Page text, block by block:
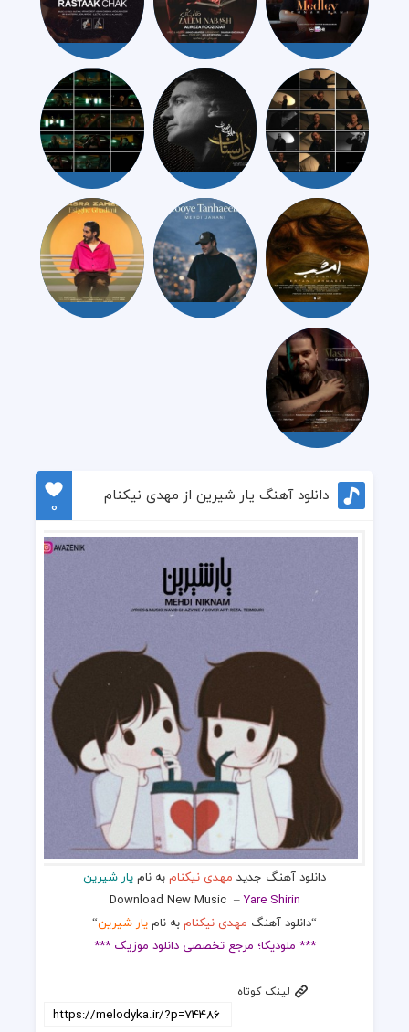
دانلود آهنگ یار شیرین از مهدی نیکنام
0
دانلود آهنگ جدید مهدی نیکنامبه نامیار شیرین
Download New Music –Yare Shirin
“دانلود آهنگ مهدی نیکنامبه نامیار شیرین“
*** ملودیکا؛ مرجع تخصصی دانلود موزیک ***
لینک کوتاه